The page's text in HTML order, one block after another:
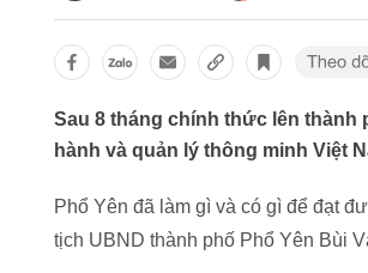
Sau 8 tháng chính thức lên thành
hành và quản lý thông minh Việt
Phổ Yên đã làm gì và có gì để đạt
tịch UBND thành phố Phổ Yên Bùi